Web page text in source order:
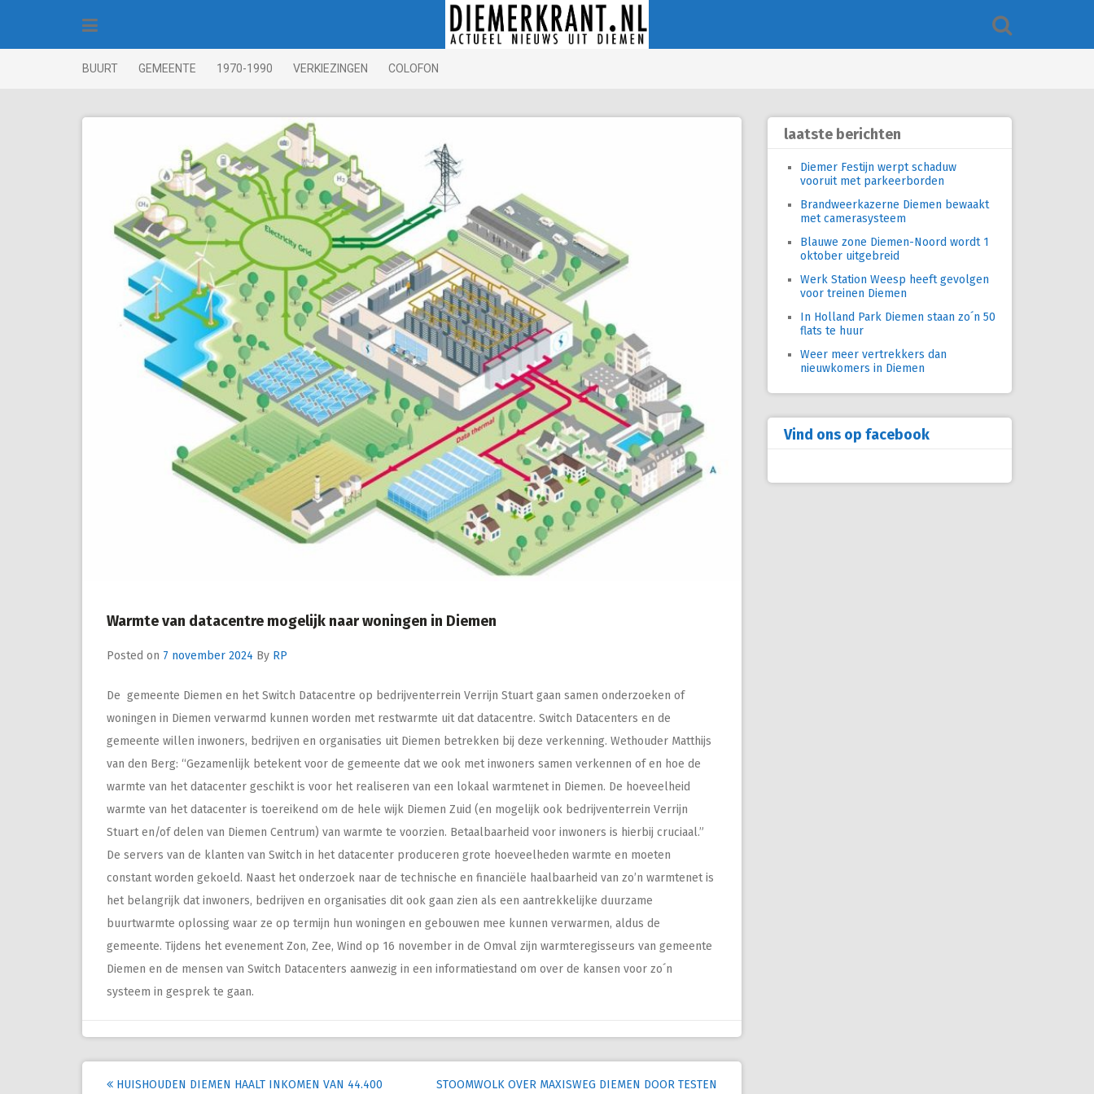
BUURT GEMEENTE 1970-1990 VERKIEZINGEN COLOFON
Warmte van datacentre mogelijk naar woningen in Diemen
Posted on 7 november 2024 By RP
De gemeente Diemen en het Switch Datacentre op bedrijventerrein Verrijn Stuart gaan samen onderzoeken of
woningen in Diemen verwarmd kunnen worden met restwarmte uit dat datacentre. Switch Datacenters en de
gemeente willen inwoners, bedrijven en organisaties uit Diemen betrekken bij deze verkenning. Wethouder Matthijs
van den Berg: “Gezamenlijk betekent voor de gemeente dat we ook met inwoners samen verkennen of en hoe de
warmte van het datacenter geschikt is voor het realiseren van een lokaal warmtenet in Diemen. De hoeveelheid
warmte van het datacenter is toereikend om de hele wijk Diemen Zuid (en mogelijk ook bedrijventerrein Verrijn
Stuart en/of delen van Diemen Centrum) van warmte te voorzien. Betaalbaarheid voor inwoners is hierbij cruciaal.”
De servers van de klanten van Switch in het datacenter produceren grote hoeveelheden warmte en moeten
constant worden gekoeld. Naast het onderzoek naar de technische en financiële haalbaarheid van zo’n warmtenet is
het belangrijk dat inwoners, bedrijven en organisaties dit ook gaan zien als een aantrekkelijke duurzame
buurtwarmte oplossing waar ze op termijn hun woningen en gebouwen mee kunnen verwarmen, aldus de
gemeente. Tijdens het evenement Zon, Zee, Wind op 16 november in de Omval zijn warmteregisseurs van gemeente
Diemen en de mensen van Switch Datacenters aanwezig in een informatiestand om over de kansen voor zo´n
systeem in gesprek te gaan.
HUISHOUDEN DIEMEN HAALT INKOMEN VAN 44.400
STOOMWOLK OVER MAXISWEG DIEMEN DOOR TESTEN
laatste berichten
Diemer Festijn werpt schaduw
vooruit met parkeerborden
Brandweerkazerne Diemen bewaakt
met camerasysteem
Blauwe zone Diemen-Noord wordt 1
oktober uitgebreid
Werk Station Weesp heeft gevolgen
voor treinen Diemen
In Holland Park Diemen staan zo´n 50
flats te huur
Weer meer vertrekkers dan
nieuwkomers in Diemen
Vind ons op facebook